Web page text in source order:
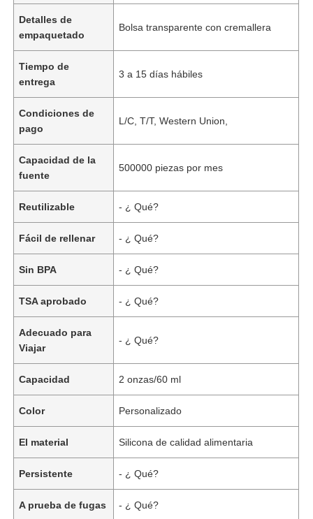
Detalles de
empaquetado
Bolsa transparente con cremallera
Tiempo de
entrega
3 a 15 días hábiles
Condiciones de
pago
L/C, T/T, Western Union,
Capacidad de la
fuente
500000 piezas por mes
Reutilizable - ¿ Qué?
Fácil de rellenar - ¿ Qué?
Sin BPA - ¿ Qué?
TSA aprobado - ¿ Qué?
Adecuado para
Viajar
- ¿ Qué?
Capacidad 2 onzas/60 ml
Color Personalizado
El material Silicona de calidad alimentaria
Persistente - ¿ Qué?
A prueba de fugas - ¿ Qué?